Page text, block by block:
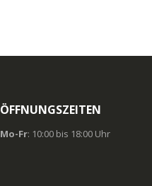
ÖFFNUNGSZEITEN
Mo-Fr: 10:00 bis 18:00 Uhr